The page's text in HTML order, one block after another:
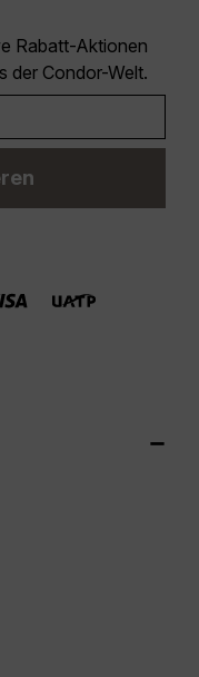
Rabatt-Aktionen
der Condor-Welt.